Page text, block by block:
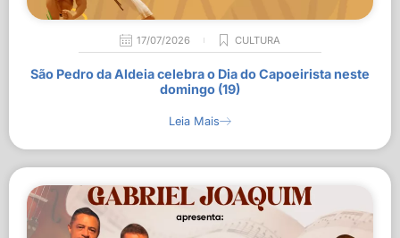
17/07/2026 CULTURA
São Pedro da Aldeia celebra o Dia do Capoeirista neste
domingo (19)
Leia Mais